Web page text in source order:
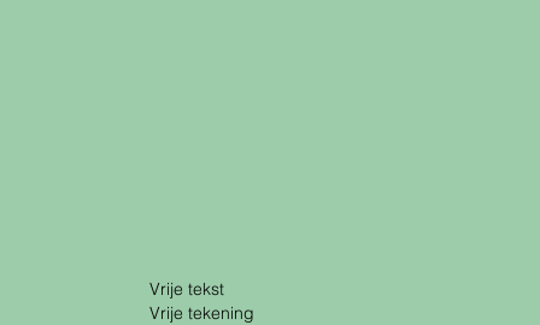
Vrije tekst
Vrije tekening